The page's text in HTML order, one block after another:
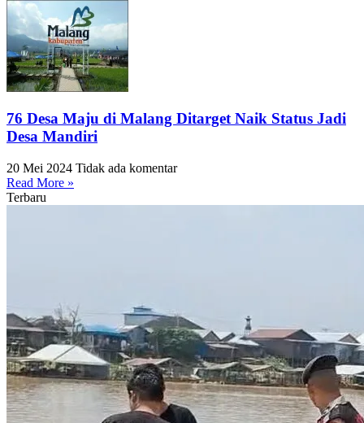
76 Desa Maju di Malang Ditarget Naik Status Jadi
Desa Mandiri
20 Mei 2024 Tidak ada komentar
Read More »
Terbaru